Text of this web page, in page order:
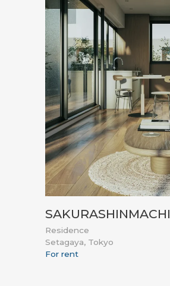
SAKURASHINMACHI
Residence
Setagaya, Tokyo
For rent